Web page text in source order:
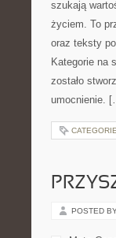
szukają
życiem. To
oraz teksty
Kategorie na
zostało
umocnienie.
POSTED